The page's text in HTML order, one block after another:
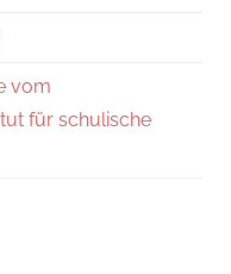
vom
für schulische